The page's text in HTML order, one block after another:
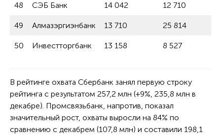
48 СЭБ Банк 14 042 12 710
49 Алмазэргиэнбанк 13 710 25 814
50 Инвестторгбанк 13 158 8 527
В рейтинге охвата Сбербанк занял первую строку
рейтинга с результатом 257,2 млн (+9%, 235,8 млн в
декабре). Промсвязьбанк, напротив, показал
значительный рост, охваты выросли на 84% по
сравнению с декабрем (107,8 млн) и составили 198,1